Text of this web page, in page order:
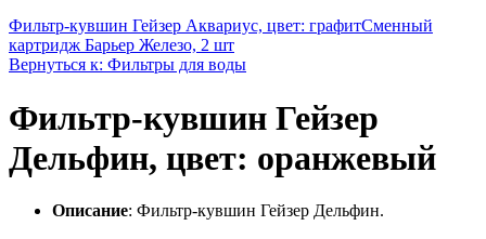
Фильтр-кувшин Гейзер Аквариус, цвет: графитСменный
картридж Барьер Железо, 2 шт
Вернуться к: Фильтры для воды
Фильтр-кувшин Гейзер
Дельфин, цвет: оранжевый
Описание: Фильтр-кувшин Гейзер Дельфин.